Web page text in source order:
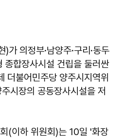
가 의정부·남양주·구리·동두
종합장사시설 건립을 둘러싼
더불어민주당 양주시지역위
시장의 공동장사시설을 저
(이하 위원회)는 10일 '화장